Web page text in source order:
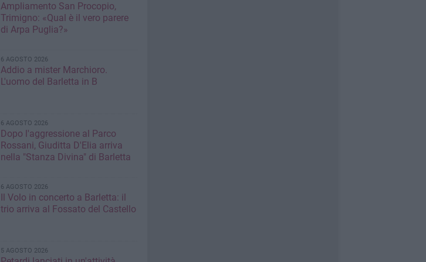
Ampliamento San Procopio,
Trimigno: «Qual è il vero parere
di Arpa Puglia?»
6 AGOSTO 2026
Addio a mister Marchioro.
L'uomo del Barletta in B
6 AGOSTO 2026
Dopo l'aggressione al Parco
Rossani, Giuditta D'Elia arriva
nella "Stanza Divina" di Barletta
6 AGOSTO 2026
Il Volo in concerto a Barletta: il
trio arriva al Fossato del Castello
5 AGOSTO 2026